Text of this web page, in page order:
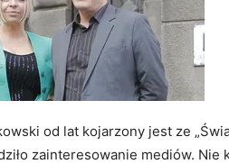
od lat kojarzony jest ze
zainteresowanie mediów. Nie